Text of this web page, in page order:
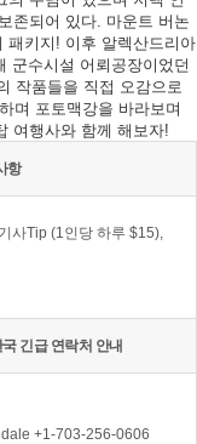
존되어 있다. 마운트 버논
패키지! 이후 알렉산드리아
군수시설 어뢰공장이었던
작품들을 직접 오감으로
며 포토맥강을 바라보며
여행사와 함께 해보자!
항
사Tip (1인당 하루 $15),
국 긴급 연락처 안내
+1-703-256-0606